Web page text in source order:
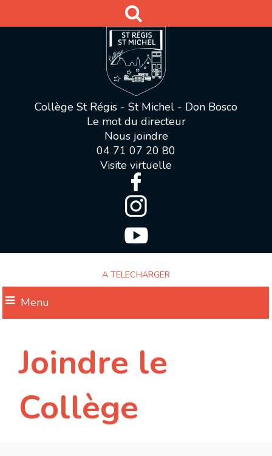
Collège St Régis - St Michel - Don Bosco
Le mot du directeur
Nous joindre
04 71 07 20 80
Visite virtuelle
A TELECHARGER
Menu
Joindre le
Collège